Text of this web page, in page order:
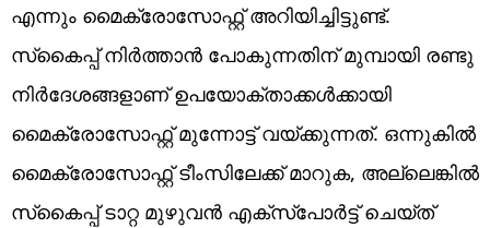
എന്നും മൈക്രോസോഫ്റ്റ് അറിയിച്ചിട്ടുണ്ട്.
സ്‌കൈപ്പ് നിർത്താൻ പോകുന്നതിന് മുമ്പായി രണ്ടു
നിർദേശങ്ങളാണ് ഉപയോക്താക്കൾക്കായി
മൈക്രോസോഫ്റ്റ് മുന്നോട്ട് വയ്ക്കുന്നത്. ഒന്നുകിൽ
മൈക്രോസോഫ്റ്റ് ടീംസിലേക്ക് മാറുക, അല്ലെങ്കിൽ
സ്‌കൈപ്പ് ടാറ്റ മുഴുവൻ എക്സ്പോർട്ട് ചെയ്ത്